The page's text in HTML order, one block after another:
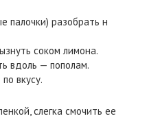
палочки) разобрать н
соком лимона.
вдоль — пополам.
вкусу.
слегка смочить ее